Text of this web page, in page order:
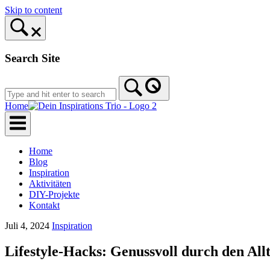
Skip to content
Search Site
Home
Home
Blog
Inspiration
Aktivitäten
DIY-Projekte
Kontakt
Juli 4, 2024 Inspiration
Lifestyle-Hacks: Genussvoll durch den